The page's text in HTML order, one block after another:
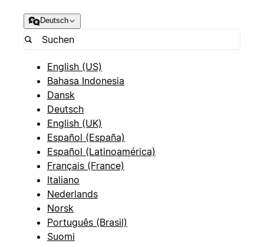
Deutsch
English (US)
Bahasa Indonesia
Dansk
Deutsch
English (UK)
Español (España)
Español (Latinoamérica)
Français (France)
Italiano
Nederlands
Norsk
Português (Brasil)
Suomi